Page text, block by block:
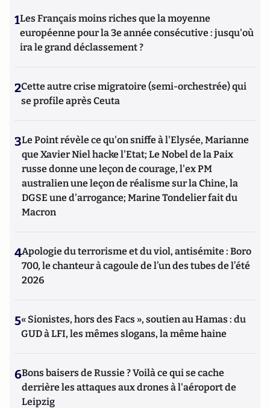
1Les Français moins riches que la moyenne
européenne pour la 3e année consécutive : jusqu'où
ira le grand déclassement ?
2Cette autre crise migratoire (semi-orchestrée) qui
se profile après Ceuta
3Le Point révèle ce qu'on sniffe à l'Elysée, Marianne
que Xavier Niel hacke l'Etat; Le Nobel de la Paix
russe donne une leçon de courage, l'ex PM
australien une leçon de réalisme sur la Chine, la
DGSE une d'arrogance; Marine Tondelier fait du
Macron
4Apologie du terrorisme et du viol, antisémite : Boro
700, le chanteur à cagoule de l’un des tubes de l’été
2026
5« Sionistes, hors des Facs », soutien au Hamas : du
GUD à LFI, les mêmes slogans, la même haine
6Bons baisers de Russie ? Voilà ce qui se cache
derrière les attaques aux drones à l'aéroport de
Leipzig